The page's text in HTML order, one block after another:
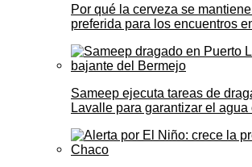
Por qué la cerveza se
preferida para los encuentros
Sameep ejecuta tareas de
Lavalle para garantizar el agua